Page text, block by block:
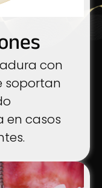
con
soportan
en casos